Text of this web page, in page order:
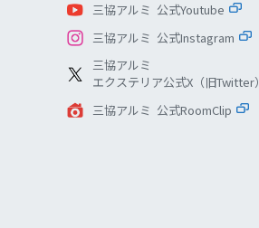
三協アルミ 公式Youtube
三協アルミ 公式Instagram
三協アルミ
エクステリア公式X（旧Twitter）
三協アルミ 公式RoomClip